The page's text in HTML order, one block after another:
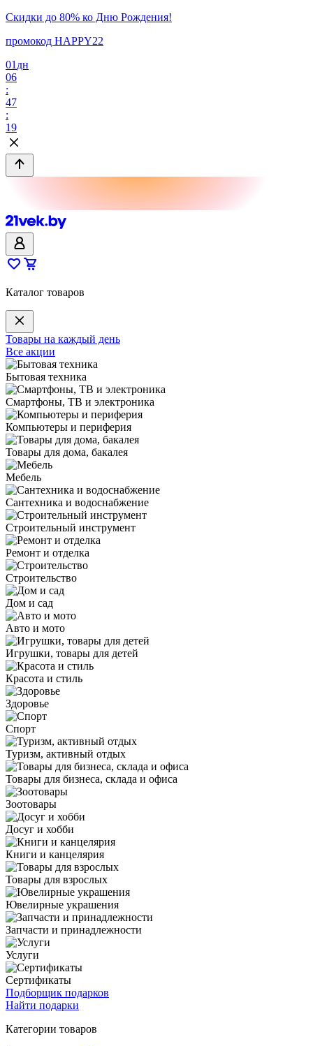
Скидки до 80% ко Дню Рождения!
промокод HAPPY22
01 дн
06
:
47
:
19
Каталог товаров
Товары на каждый день
Все акции
Бытовая техника
Смартфоны, ТВ и электроника
Компьютеры и периферия
Товары для дома, бакалея
Мебель
Сантехника и водоснабжение
Строительный инструмент
Ремонт и отделка
Строительство
Дом и сад
Авто и мото
Игрушки, товары для детей
Красота и стиль
Здоровье
Спорт
Туризм, активный отдых
Товары для бизнеса, склада и офиса
Зоотовары
Досуг и хобби
Книги и канцелярия
Товары для взрослых
Ювелирные украшения
Запчасти и принадлежности
Услуги
Сертификаты
Подборщик подарков
Найти подарки
Категории товаров